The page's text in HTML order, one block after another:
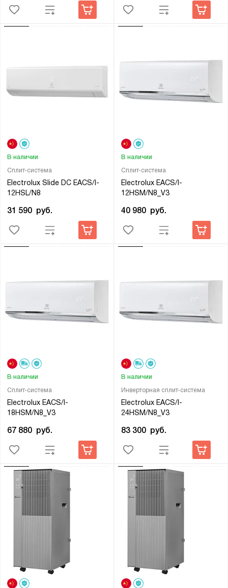
Сплит-система
Electrolux Slide DC EACS/I-
12HSL/N8
В наличии
31 590 руб.
Сплит-система
Electrolux EACS/I-
12HSM/N8_V3
В наличии
40 980 руб.
Сплит-система
Electrolux EACS/I-
18HSM/N8_V3
В наличии
67 880 руб.
Инверторная сплит-система
Electrolux EACS/I-
24HSM/N8_V3
В наличии
83 300 руб.